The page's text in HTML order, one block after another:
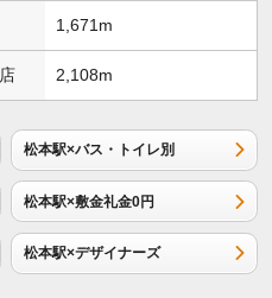
1,671m
2,108m
松本駅×バス・トイレ別
松本駅×敷金礼金0円
松本駅×デザイナーズ